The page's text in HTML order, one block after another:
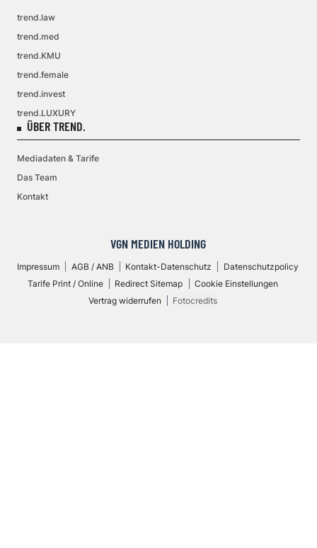
trend.law
trend.med
trend.KMU
trend.female
trend.invest
trend.LUXURY
ÜBER TREND.
Mediadaten & Tarife
Das Team
Kontakt
VGN MEDIEN HOLDING
Impressum AGB / ANB Kontakt-Datenschutz
Datenschutzpolicy
Tarife Print / Online
Redirect Sitemap
Cookie Einstellungen
Vertrag widerrufen
Fotocredits